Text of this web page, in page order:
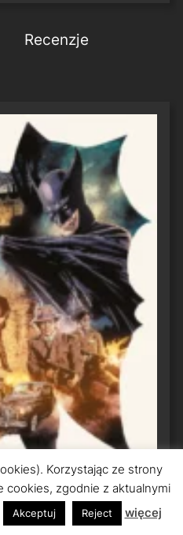
Recenzje
Rycerz
Korzystając ze strony
cookies, zgodnie z aktualnymi
Akceptuj Reject więcej